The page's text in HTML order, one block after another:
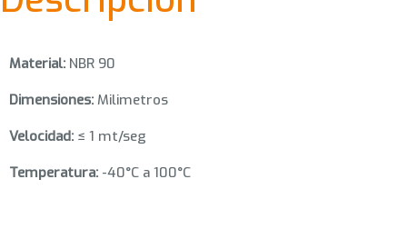
Material: NBR 90
Dimensiones: Milimetros
Velocidad: ≤ 1 mt/seg
Temperatura: -40°C a 100°C